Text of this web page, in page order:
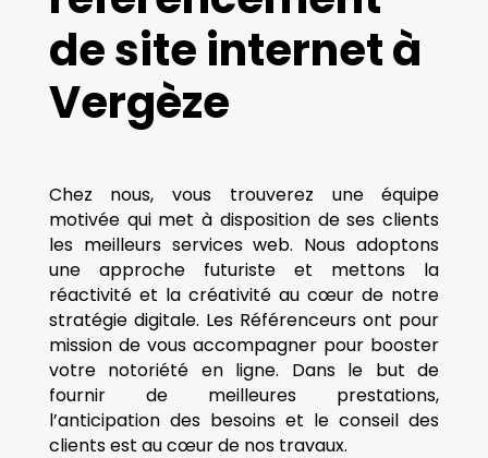
de site internet à
Vergèze
Chez nous, vous trouverez une équipe
motivée qui met à disposition de ses clients
les meilleurs services web. Nous adoptons
une approche futuriste et mettons la
réactivité et la créativité au cœur de notre
stratégie digitale. Les Référenceurs ont pour
mission de vous accompagner pour booster
votre notoriété en ligne. Dans le but de
fournir de meilleures prestations,
l’anticipation des besoins et le conseil des
clients est au cœur de nos travaux.